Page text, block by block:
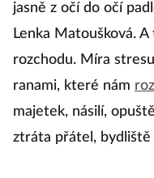
jasně z očí do očí
Lenka Matoušková.
rozchodu. Míra
ranami, které nám
majetek, násilí,
ztráta přátel, bydliště